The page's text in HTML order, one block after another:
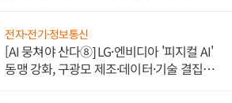
전자·전기·정보통신
[AI 뭉쳐야 산다⑧] LG·엔비디아 '피지컬 AI'
동맹 강화, 구광모 제조·데이터·기술 결집